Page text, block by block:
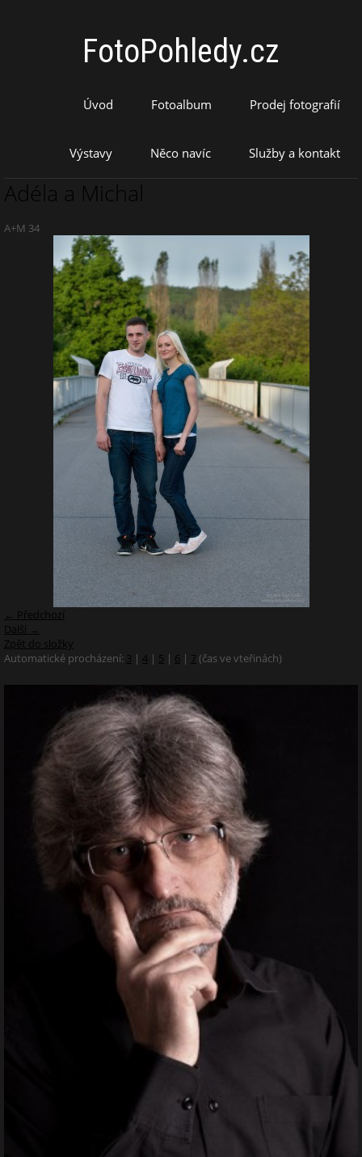
FotoPohledy.cz
Úvod Fotoalbum Prodej fotografií
Výstavy Něco navíc Služby a kontakt
Adéla a Michal
A+M 34
← Předchozí
Další →
Zpět do složky
Automatické procházení: 3 | 4 | 5 | 6 | 7 (čas ve vteřinách)